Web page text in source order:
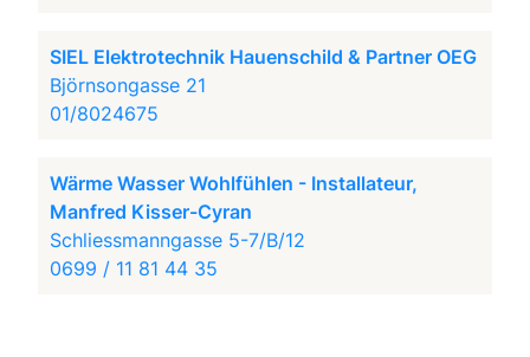
SIEL Elektrotechnik Hauenschild & Partner OEG
Björnsongasse 21
01/8024675
Wärme Wasser Wohlfühlen - Installateur,
Manfred Kisser-Cyran
Schliessmanngasse 5-7/B/12
0699 / 11 81 44 35